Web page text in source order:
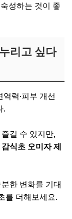
성하는 것이 좋
리고 싶다
역력·피부 개선
.
길 수 있지만,
식초 오미자 제
한 변화를 기대
를 더해보세요.